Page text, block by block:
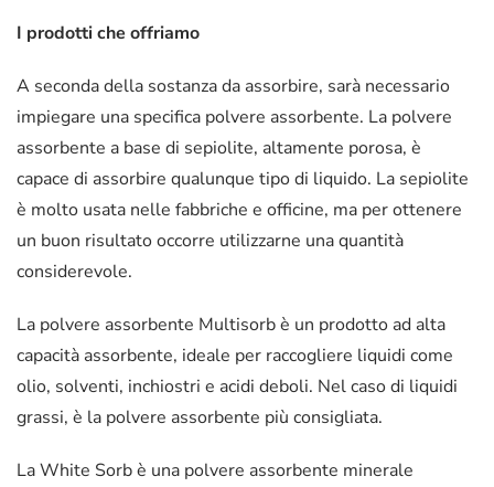
I prodotti che offriamo
A seconda della sostanza da assorbire, sarà necessario
impiegare una specifica polvere assorbente. La polvere
assorbente a base di sepiolite, altamente porosa, è
capace di assorbire qualunque tipo di liquido. La sepiolite
è molto usata nelle fabbriche e officine, ma per ottenere
un buon risultato occorre utilizzarne una quantità
considerevole.
La polvere assorbente Multisorb è un prodotto ad alta
capacità assorbente, ideale per raccogliere liquidi come
olio, solventi, inchiostri e acidi deboli. Nel caso di liquidi
grassi, è la polvere assorbente più consigliata.
La White Sorb è una polvere assorbente minerale